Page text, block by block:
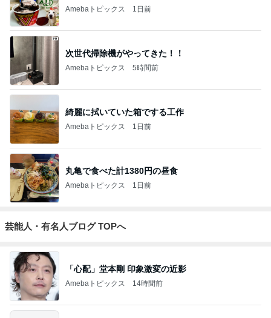
Amebaトピックス 1日前
次世代掃除機がやってきた！！
Amebaトピックス 5時間前
綺麗に拭いていた箱でする工作
Amebaトピックス 1日前
丸亀で食べた計1380円の昼食
Amebaトピックス 1日前
芸能人・有名人ブログ TOPへ
「心配」堂本剛 印象激変の近影
Amebaトピックス 14時間前